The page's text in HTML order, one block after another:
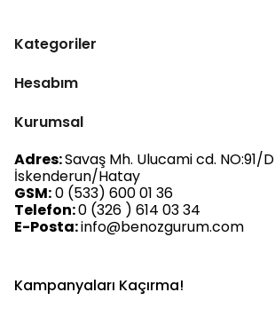
Kategoriler
Hesabım
Kurumsal
Adres:Savaş Mh. Ulucami cd. NO:91/D
İskenderun/Hatay
GSM:0 (533) 600 01 36
Telefon:0 (326 ) 614 03 34
E-Posta:info@benozgurum.com
Kampanyaları Kaçırma!